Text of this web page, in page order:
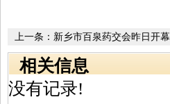
上一条： 新乡市百泉药交会昨日开幕
相关信息
没有记录!